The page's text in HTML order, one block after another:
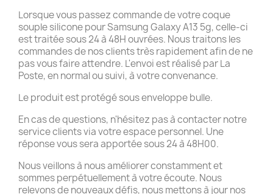
Lorsque vous passez commande de votre coque
souple silicone pour Samsung Galaxy A13 5g, celle-ci
est traitée sous 24 à 48H ouvrées. Nous traitons les
commandes de nos clients très rapidement afin de ne
pas vous faire attendre. L'envoi est réalisé par La
Poste, en normal ou suivi, à votre convenance.
Le produit est protégé sous enveloppe bulle.
En cas de questions, n'hésitez pas à contacter notre
service clients via votre espace personnel. Une
réponse vous sera apportée sous 24 à 48H00.
Nous veillons à nous améliorer constamment et
sommes perpétuellement à votre écoute. Nous
relevons de nouveaux défis, nous mettons à jour nos